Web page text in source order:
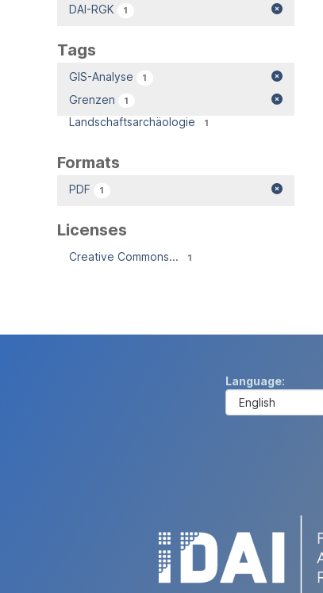
DAI-RGK 1
Tags
GIS-Analyse 1
Grenzen 1
Landschaftsarchäologie 1
Formats
PDF 1
Licenses
Creative Commons... 1
Language